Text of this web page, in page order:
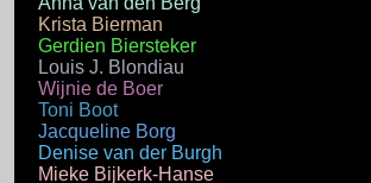
Krista Bierman
Gerdien Biersteker
Louis J. Blondiau
Wijnie de Boer
Toni Boot
Jacqueline Borg
Denise van der Burgh
Mieke Bijkerk-Hanse